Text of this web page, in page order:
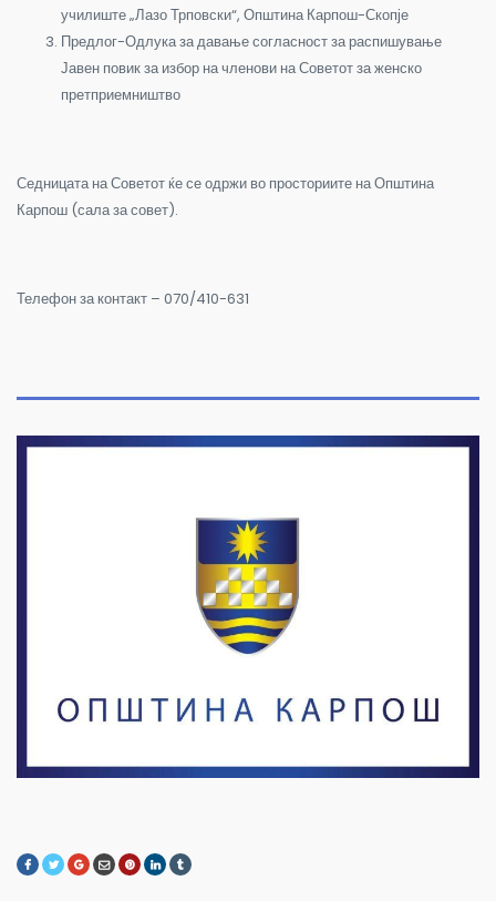
училиште „Лазо Трповски“, Општина Карпош-Скопје
Предлог-Одлука за давање согласност за распишување
Јавен повик за избор на членови на Советот за женско
претприемништво
Седницата на Советот ќе се одржи во просториите на Општина
Карпош (сала за совет).
Телефон за контакт – 070/410-631